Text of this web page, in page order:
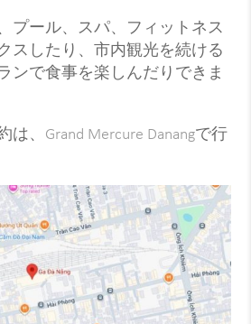
プール、スパ、フィットネス
スしたり、市内観光を続ける
ンで食事を楽しんだりできま
は、 Grand Mercure Danangで行